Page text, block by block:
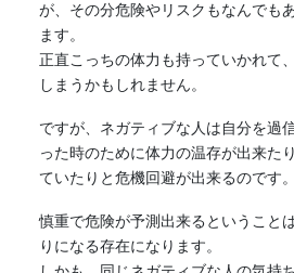
が、その分危険やリスクもなんでも
ます。
正直こっちの体力も持っていかれて
しまうかもしれません。
ですが、 ネガティブな人は自分を過
った時のために体力の温存が出来た
ていたりと危機回避が出来るのです。
慎重で危険が予測出来るということ
りになる存在になります。